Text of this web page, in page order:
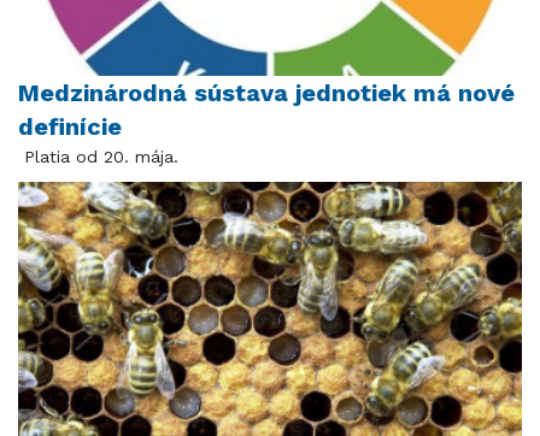
Medzinárodná sústava jednotiek má nové
definície
Platia od 20. mája.